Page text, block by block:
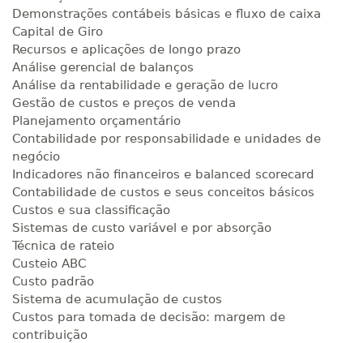
Demonstrações contábeis básicas e fluxo de caixa
Capital de Giro
Recursos e aplicações de longo prazo
Análise gerencial de balanços
Análise da rentabilidade e geração de lucro
Gestão de custos e preços de venda
Planejamento orçamentário
Contabilidade por responsabilidade e unidades de
negócio
Indicadores não financeiros e balanced scorecard
Contabilidade de custos e seus conceitos básicos
Custos e sua classificação
Sistemas de custo variável e por absorção
Técnica de rateio
Custeio ABC
Custo padrão
Sistema de acumulação de custos
Custos para tomada de decisão: margem de
contribuição